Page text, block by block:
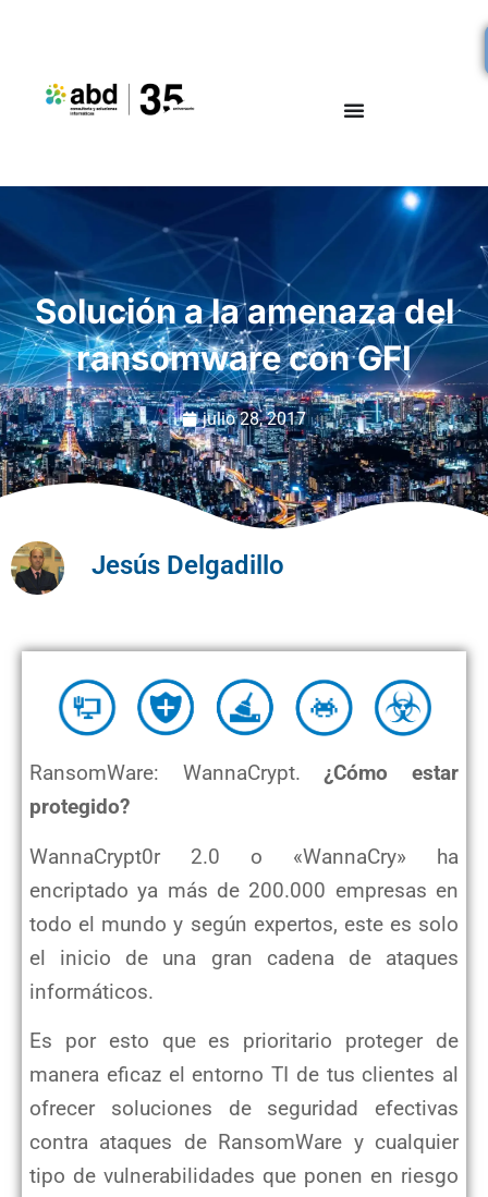
Solución a la amenaza del
ransomware con GFI
julio 28, 2017
Jesús Delgadillo
RansomWare: WannaCrypt.¿Cómo estar
protegido?
WannaCrypt0r 2.0 o «WannaCry» ha
encriptado ya más de 200.000 empresas en
todo el mundo y según expertos, este es solo
el inicio de una gran cadena de ataques
informáticos.
Es por esto que es prioritario proteger de
manera eficaz el entorno TI de tus clientes al
ofrecer soluciones de seguridad efectivas
contra ataques de RansomWare y cualquier
tipo de vulnerabilidades que ponen en riesgo